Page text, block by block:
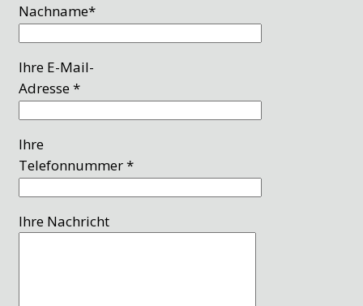
Nachname*
Ihre E-Mail-
Adresse *
Ihre
Telefonnummer *
Ihre Nachricht